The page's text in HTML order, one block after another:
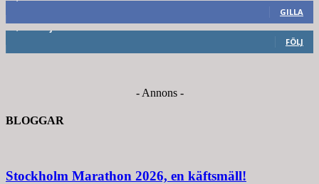
GILLA
6,714 Följare
FÖLJ
- Annons -
BLOGGAR
Stockholm Marathon 2026, en käftsmäll!